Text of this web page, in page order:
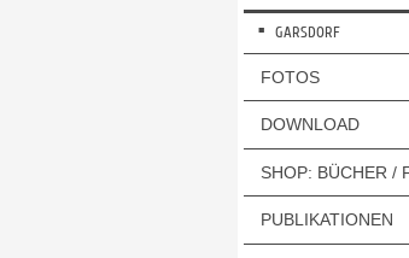
GARSDORF
FOTOS
DOWNLOAD
SHOP: BÜCHER /
PUBLIKATIONEN